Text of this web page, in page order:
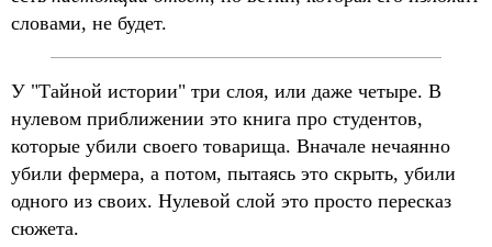
словами, не будет.
У "Тайной истории" три слоя, или даже четыре. В
нулевом приближении это книга про студентов,
которые убили своего товарища. Вначале нечаянно
убили фермера, а потом, пытаясь это скрыть, убили
одного из своих. Нулевой слой это просто пересказ
сюжета.